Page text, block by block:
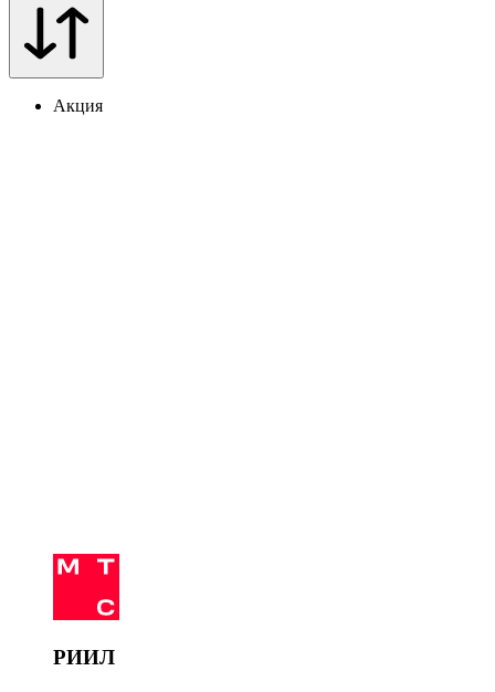
Акция
РИИЛ